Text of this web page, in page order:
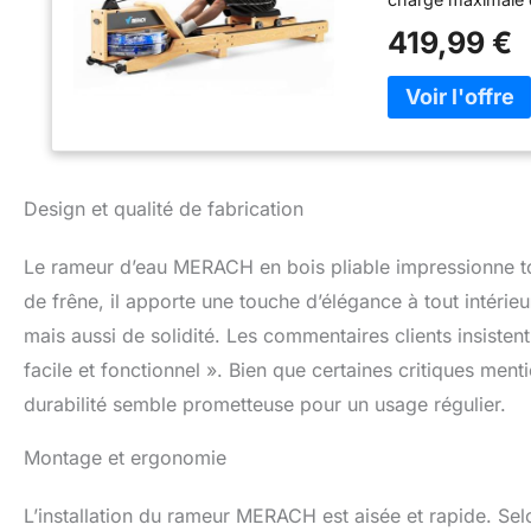
augmentent la
silencieuse et
surface de
Facile à ranger :
économiser de
blessures et
complet du
jambes, le tronc,
pouvez
419,99 €
Design et qualité de fabrication
Le rameur d’eau MERACH en bois pliable
de frêne, il apporte une touche d’élégance à tout
mais aussi de solidité. Les commentaires clients
facile et fonctionnel ». Bien que certaines critiques
durabilité semble prometteuse pour un usage régulier.
Montage et ergonomie
L’installation du rameur MERACH est aisée et rapide.